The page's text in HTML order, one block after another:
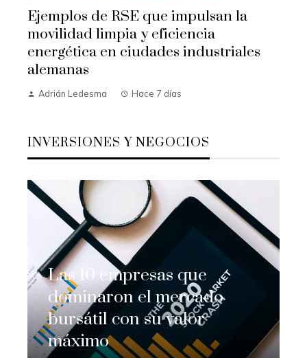
Ejemplos de RSE que impulsan la
movilidad limpia y eficiencia
energética en ciudades industriales
alemanas
Adrián Ledesma Hace 7 días
INVERSIONES Y NEGOCIOS
Las 10 empresas que
dominaron el mercado
bursátil con su valor
máximo